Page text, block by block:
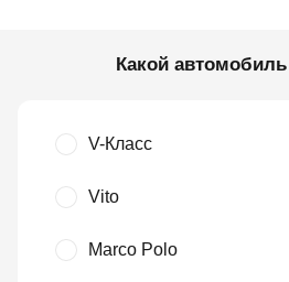
Какой
V-Класс
Vito
Marco Polo